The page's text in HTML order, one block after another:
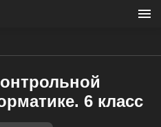
6 класс